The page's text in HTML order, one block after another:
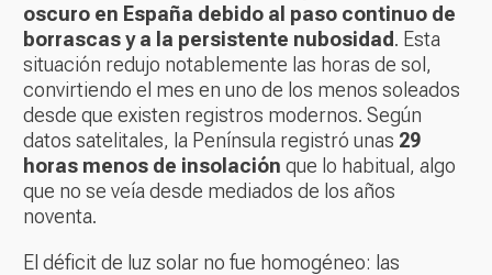
oscuro en España debido al paso continuo de
borrascas y a la persistente nubosidad. Esta
situación redujo notablemente las horas de sol,
convirtiendo el mes en uno de los menos soleados
desde que existen registros modernos. Según
datos satelitales, la Península registró unas 29
horas menos de insolación que lo habitual, algo
que no se veía desde mediados de los años
noventa.
El déficit de luz solar no fue homogéneo: las